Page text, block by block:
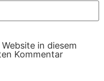
in diesem
Kommentar